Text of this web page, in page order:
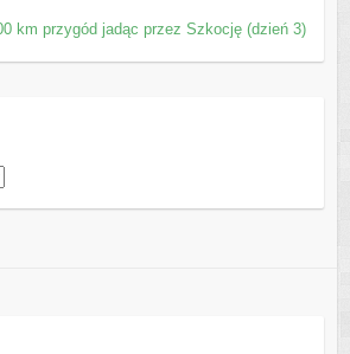
km przygód jadąc przez Szkocję (dzień 3)